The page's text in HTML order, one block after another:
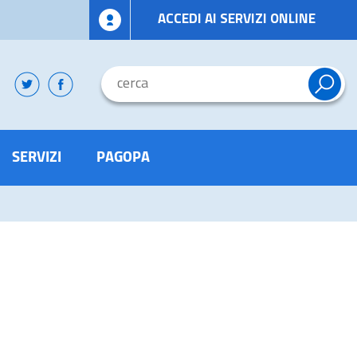
ACCEDI AI SERVIZI ONLINE
SERVIZI PAGOPA